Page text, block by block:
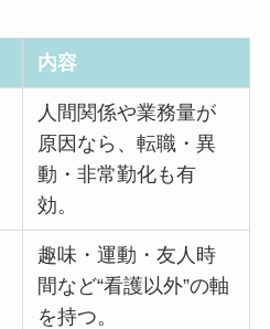
内容
人間関係や業務量が
原因なら、転職・異
動・非常勤化も有
効。
趣味・運動・友人時
間など“看護以外”の軸
を持つ。